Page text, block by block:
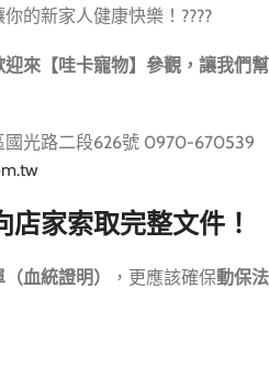
你的新家人健康快樂！????
來【哇卡寵物】參觀，讓我們幫
國光路二段626號 0970-670539
家索取完整文件！
血統證明） ，更應該確保動保法